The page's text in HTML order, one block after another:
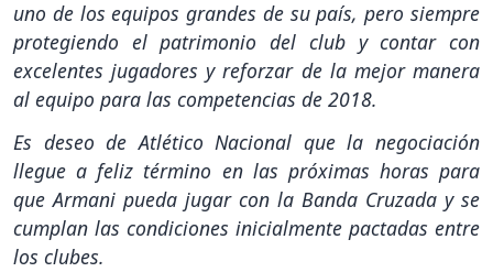
uno de los equipos grandes de su país, pero siempre
protegiendo el patrimonio del club y contar con
excelentes jugadores y reforzar de la mejor manera
al equipo para las competencias de 2018.
Es deseo de Atlético Nacional que la negociación
llegue a feliz término en las próximas horas para
que Armani pueda jugar con la Banda Cruzada y se
cumplan las condiciones inicialmente pactadas entre
los clubes.